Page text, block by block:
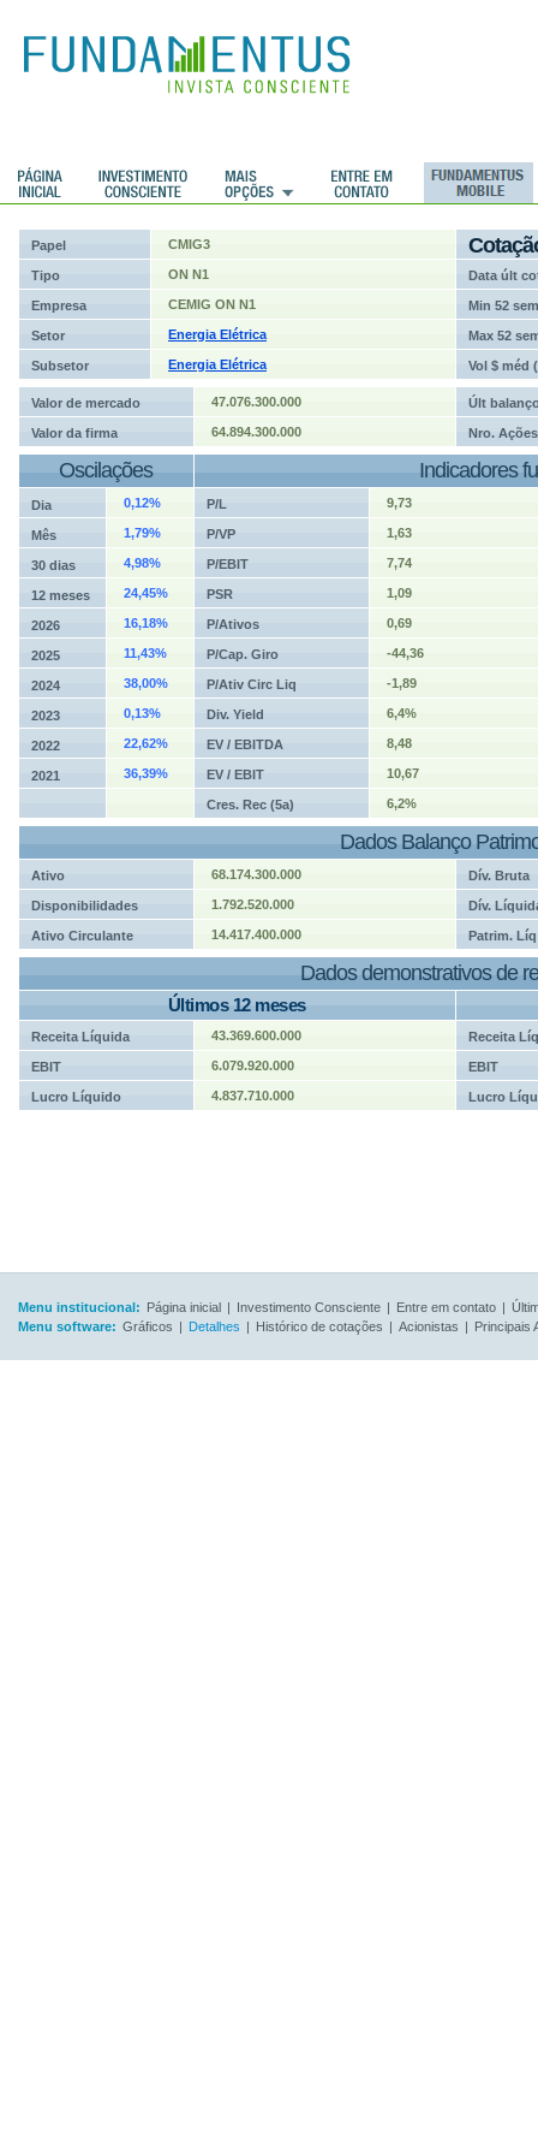
Papel CMIG3
Tipo ON N1 Data últ
Empresa CEMIG ON N1 Min 52 sem
Setor Energia Elétrica Max 52
Subsetor Energia Elétrica Vol $ méd
Valor de mercado 47.076.300.000 Últ
Valor da firma 64.894.300.000 Nro. Ações
Oscilações Indicadores
Dia 0,12% P/L 9,73
Mês 1,79% P/VP 1,63
30 dias 4,98% P/EBIT 7,74
12 meses 24,45% PSR 1,09
2026 16,18% P/Ativos 0,69
2025 11,43% P/Cap. Giro -44,36
2024 38,00% P/Ativ Circ Liq -1,89
2023 0,13% Div. Yield 6,4%
2022 22,62% EV / EBITDA 8,48
2021 36,39% EV / EBIT 10,67
Cres. Rec (5a) 6,2%
Dados Balanço
Ativo 68.174.300.000 Dív. Bruta
Disponibilidades 1.792.520.000 Dív.
Ativo Circulante 14.417.400.000 Patrim. Líq
Dados demonstrativos de
Últimos 12 meses
Receita Líquida 43.369.600.000 Receita
EBIT 6.079.920.000 EBIT
Lucro Líquido 4.837.710.000 Lucro
Menu institucional: Página inicial | Investimento Consciente | Entre em contato |
Menu software: Gráficos | Detalhes | Histórico de cotações | Acionistas | Principais